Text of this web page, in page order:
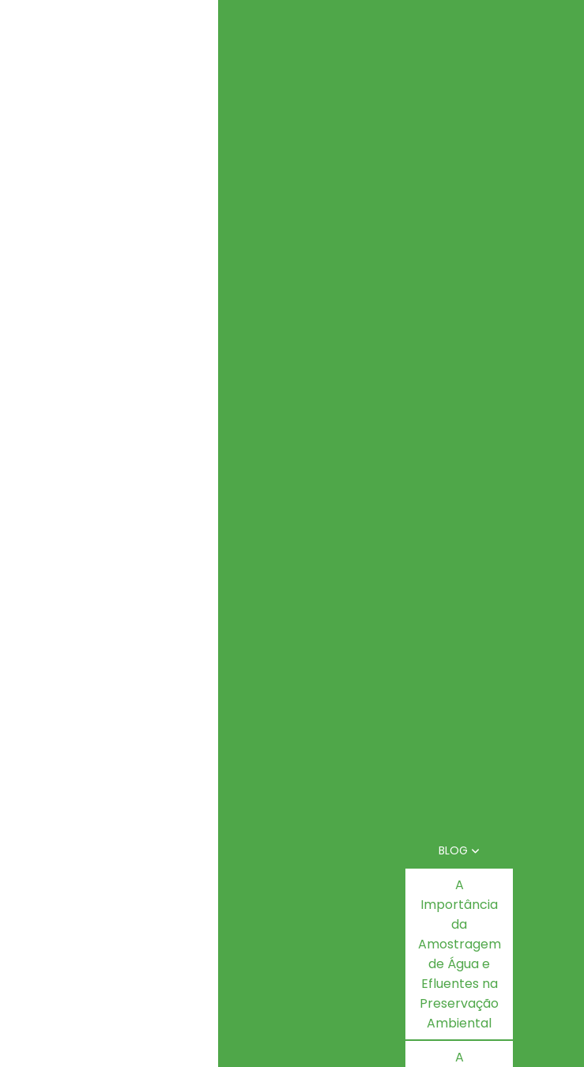
BLOG
A
Importância
da
Amostragem
de Água e
Efluentes na
Preservação
Ambiental
A